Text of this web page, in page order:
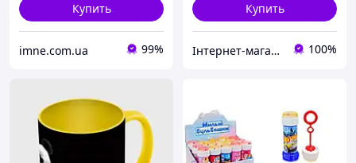
Купить
imne.com.ua 99%
Купить
Інтернет-магазин "Творча комора" 100%